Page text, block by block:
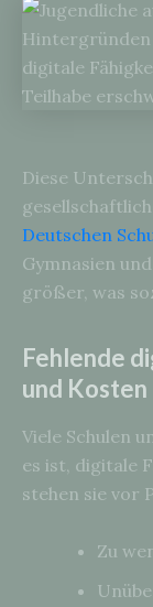
Diese
Deutschen
Gymnasien
größer, was
Fehlende
und Kosten
Viele Schulen
es ist, digitale
stehen sie vor
Zu